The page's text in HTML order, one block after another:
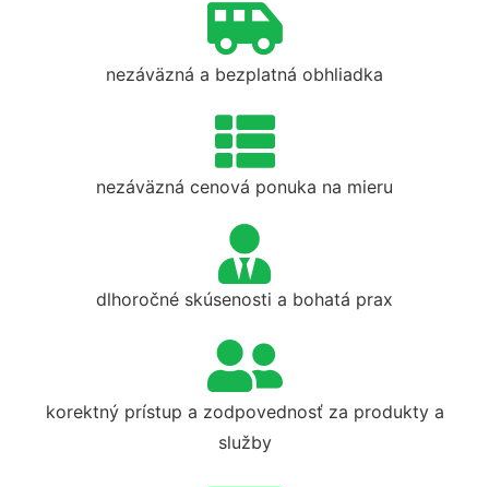
nezáväzná a bezplatná obhliadka
nezáväzná cenová ponuka na mieru
dlhoročné skúsenosti a bohatá prax
korektný prístup a zodpovednosť za produkty a
služby